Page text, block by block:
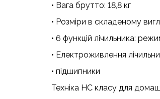
• Вага брутто: 18,8 кг
• Розміри в складеному
• 6 функцій лічильника:
• Електроживлення
• підшипники
Техніка HC класу для